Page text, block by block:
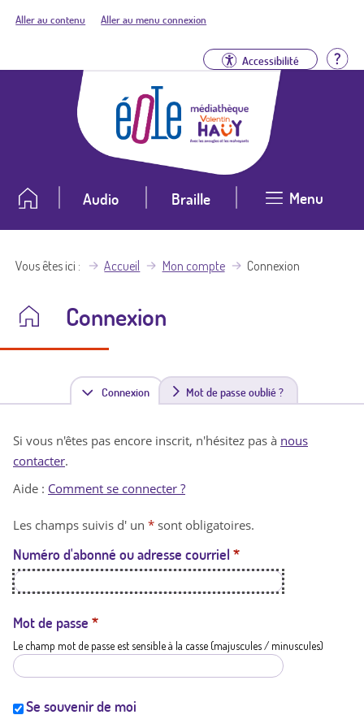
Aller au contenu Aller au menu connexion
Accessibilité
Audio Braille Menu
Vous êtes ici Accueil Mon compte Connexion
Connexion
Connexion(
n
t
a
t
i
Mot de passe oublié ?
Si vous n'êtes pas encore inscrit, n'hésitez pas à nous
contacter.
Aide : Comment se connecter ?
Les champs suivis d' un * sont obligatoires.
Numéro d'abonné ou adresse courriel *
Mot de passe *
Le champ mot de passe est sensible à la casse (majuscules / minuscules)
Se souvenir de moi